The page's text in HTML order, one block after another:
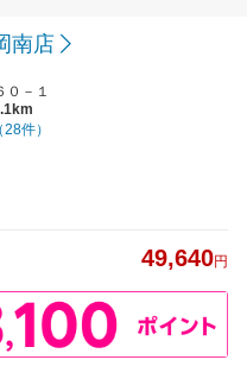
南店
０－１
（28件）
49,640円